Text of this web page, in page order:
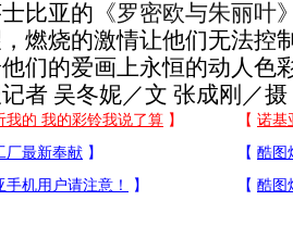
比亚的 《罗密欧与朱丽叶
燃烧的激情让他们无法控
他们的爱画上永恒的动人
吴冬妮／文 张成刚／摄